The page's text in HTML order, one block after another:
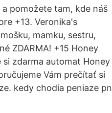
pomožete tam, kde náš
+13. Veronika's
mamku, sestru,
ZDARMA! +15 Honey
si zdarma automat Honey
Vám prečítať si
kedy chodia peniaze pn